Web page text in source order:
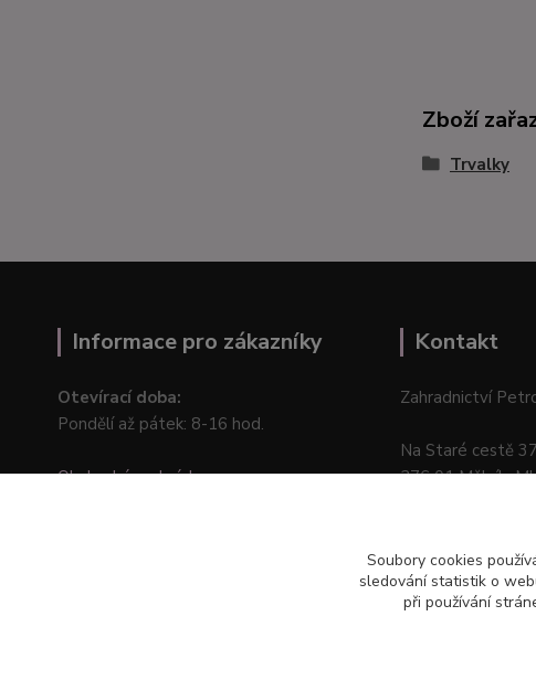
Zboží
Trvalky
Informace pro zákazníky
Otevírací doba:
Pondělí až pátek: 8-16 hod.
Obchodní podmínky
Kontakt
Zahradnictví
Na Staré cestě
276 01
Soubory cookies
sledování statistik o
při používání